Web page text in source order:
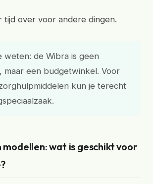
tijd over voor andere dingen.
weten: de Wibra is geen
maar een budgetwinkel. Voor
kun je terecht
wat is geschikt voor